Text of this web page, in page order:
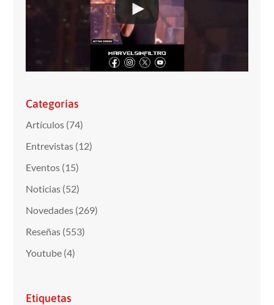
Categorías
Artículos (74)
Entrevistas (12)
Eventos (15)
Noticias (52)
Novedades (269)
Reseñas (553)
Youtube (4)
Etiquetas